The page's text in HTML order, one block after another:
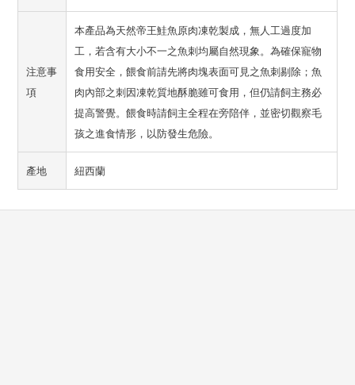
注意事
項
本產品為天然帝王鮭魚原肉凍乾製成，無人工過度加
工，若含有大小不一之魚刺均屬自然現象。為確保寵物
食用安全，餵食前請先將肉塊表面可見之魚刺剔除；魚
肉內部之刺因凍乾質地酥脆雖可食用，但仍請飼主務必
提高警覺。餵食時請飼主全程在旁陪伴，並密切觀察毛
孩之進食情形，以防發生危險。
產地 紐西蘭